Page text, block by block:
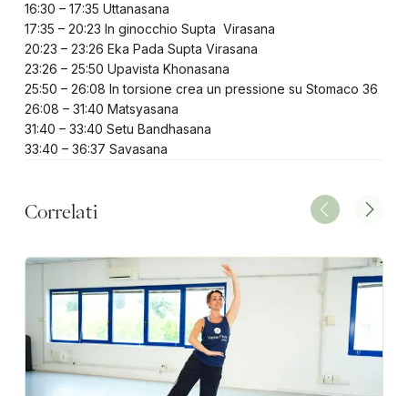
16:30 – 17:35 Uttanasana
17:35 – 20:23 In ginocchio Supta Virasana
20:23 – 23:26 Eka Pada Supta Virasana
23:26 – 25:50 Upavista Khonasana
25:50 – 26:08 In torsione crea un pressione su Stomaco 36
26:08 – 31:40 Matsyasana
31:40 – 33:40 Setu Bandhasana
33:40 – 36:37 Savasana
Correlati